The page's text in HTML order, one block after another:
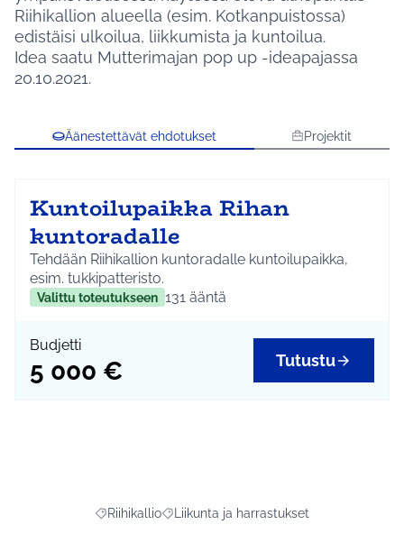
Riihikallion alueella (esim. Kotkanpuistossa)
edistäisi ulkoilua, liikkumista ja kuntoilua.
Idea saatu Mutterimajan pop up -ideapajassa
20.10.2021.
Äänestettävät ehdotukset Projektit
Kuntoilupaikka Rihan
kuntoradalle
Tehdään Riihikallion kuntoradalle kuntoilupaikka,
esim. tukkipatteristo.
Valittu toteutukseen 131 ääntä
Budjetti
5 000 € Tutustu
Rajaa tulokset aihepiirin mukaan: Riihikallio
RiihikallioRajaa tulokset teeman mukaan: Liikunta
Liikunta ja harrastukset